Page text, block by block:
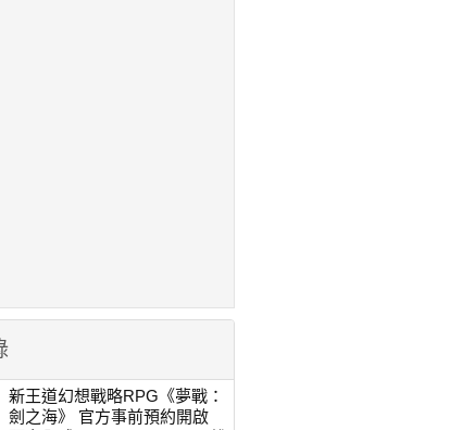
新王道幻想戰略RPG《夢戰：
劍之海》 官方事前預約開啟